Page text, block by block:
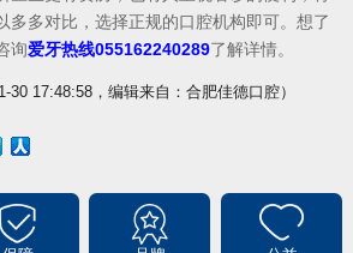
多多对比，选择正规的口腔机构即可。想了
询爱牙热线055162240289了解详情。
30 17:48:58，编辑来自：合肥佳德口腔）